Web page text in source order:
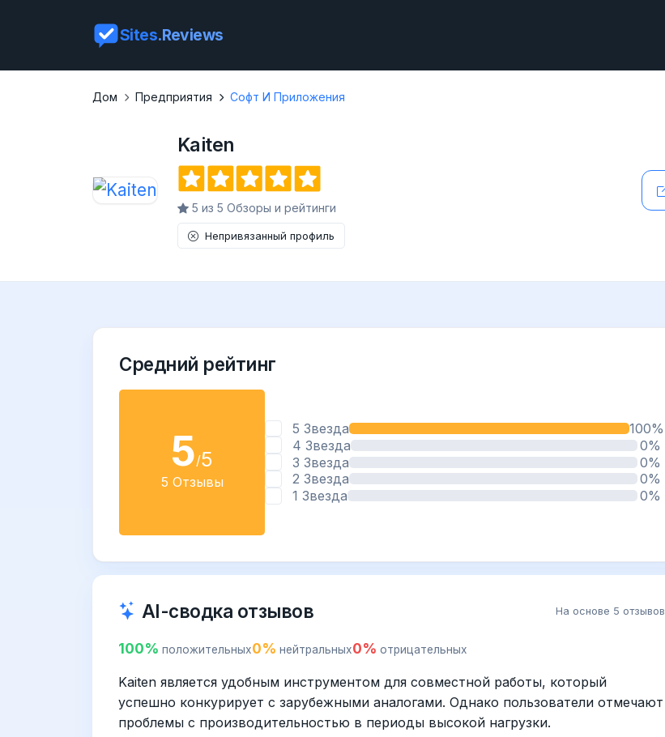
Sites.Reviews
Дом Предприятия Софт И Приложения
Kaiten
5 из 5 Обзоры и рейтинги
Непривязанный профиль
Средний рейтинг
5/5
5 Отзывы
5 Звезда
100%
4 Звезда
0%
3 Звезда
0%
2 Звезда
0%
1 Звезда
0%
AI-сводка отзывов На основе 5 отзывов
100% положительных0% нейтральных0% отрицательных
Kaiten является удобным инструментом для совместной работы, который
успешно конкурирует с зарубежными аналогами. Однако пользователи отмечают
проблемы с производительностью в периоды высокой нагрузки.